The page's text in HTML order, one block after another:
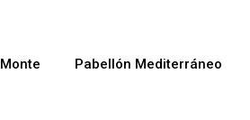
Pabellón Mediterráneo